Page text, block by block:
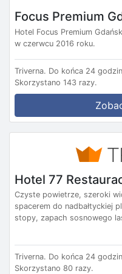
Focus Premium
Hotel Focus Premium
w czerwcu 2016 roku.
Triverna. Do końca 24
Skorzystano 143 razy.
Hotel 77
Czyste powietrze, szeroki
spacerem do nadbałtyckiej
stopy, zapach sosnowego
Triverna. Do końca 24
Skorzystano 80 razy.